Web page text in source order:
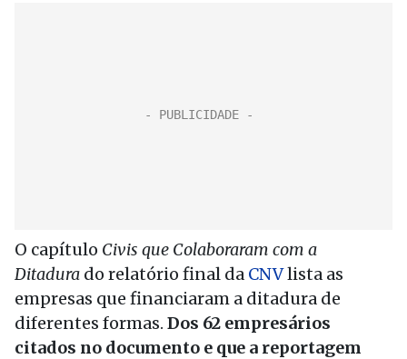
O capítulo Civis que Colaboraram com a
Ditadura do relatório final da CNVlista as
empresas que financiaram a ditadura de
diferentes formas. Dos 62 empresários
citados no documento e que a reportagem